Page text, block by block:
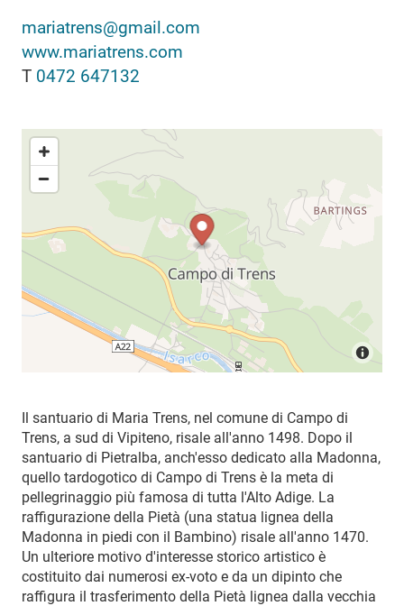
mariatrens@gmail.com
www.mariatrens.com
T 0472 647132
Il santuario di Maria Trens, nel comune di Campo di
Trens, a sud di Vipiteno, risale all'anno 1498. Dopo il
santuario di Pietralba, anch'esso dedicato alla Madonna,
quello tardogotico di Campo di Trens è la meta di
pellegrinaggio più famosa di tutta l'Alto Adige. La
raffigurazione della Pietà (una statua lignea della
Madonna in piedi con il Bambino) risale all'anno 1470.
Un ulteriore motivo d'interesse storico artistico è
costituito dai numerosi ex-voto e da un dipinto che
raffigura il trasferimento della Pietà lignea dalla vecchia